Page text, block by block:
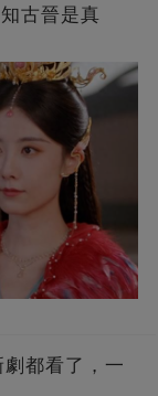
古晉是真
都看了，一